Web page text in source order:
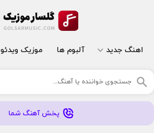
اهنگ جدید آلبوم ها موزیک ویدئو
پخش آهنگ شما